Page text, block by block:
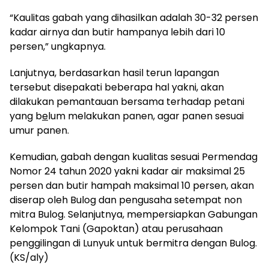
“Kaulitas gabah yang dihasilkan adalah 30-32 persen
kadar airnya dan butir hampanya lebih dari 10
persen,” ungkapnya.
Lanjutnya, berdasarkan hasil terun lapangan
tersebut disepakati beberapa hal yakni, akan
dilakukan pemantauan bersama terhadap petani
yang belum melakukan panen, agar panen sesuai
umur panen.
Kemudian, gabah dengan kualitas sesuai Permendag
Nomor 24 tahun 2020 yakni kadar air maksimal 25
persen dan butir hampah maksimal 10 persen, akan
diserap oleh Bulog dan pengusaha setempat non
mitra Bulog. Selanjutnya, mempersiapkan Gabungan
Kelompok Tani (Gapoktan) atau perusahaan
penggilingan di Lunyuk untuk bermitra dengan Bulog.
(KS/aly)